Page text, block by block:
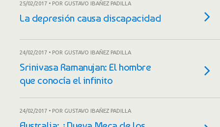
25/02/2017 • POR GUSTAVO IBAÑEZ PADILLA
La depresión causa discapacidad
24/02/2017 • POR GUSTAVO IBAÑEZ PADILLA
Srinivasa Ramanujan: El hombre
que conocía el infinito
24/02/2017 • POR GUSTAVO IBAÑEZ PADILLA